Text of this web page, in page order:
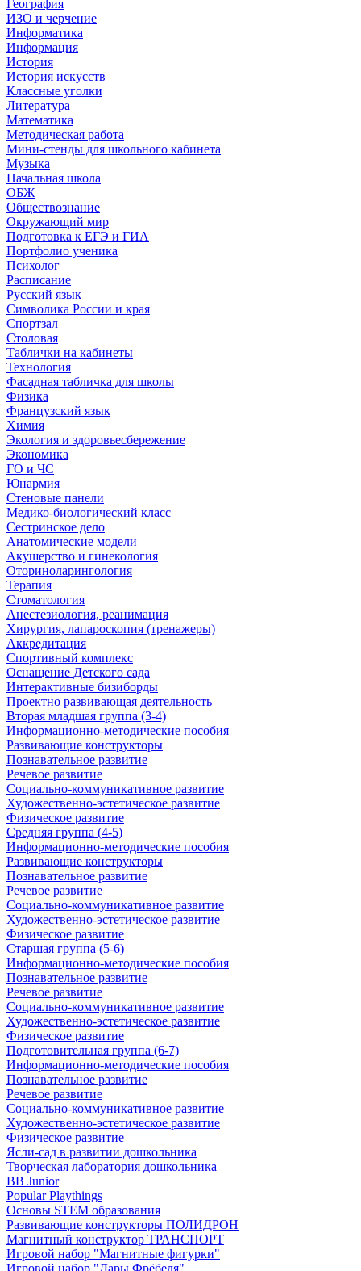
География
ИЗО и черчение
Информатика
Информация
История
История искусств
Классные уголки
Литература
Математика
Методическая работа
Мини-стенды для школьного кабинета
Музыка
Начальная школа
ОБЖ
Обществознание
Окружающий мир
Подготовка к ЕГЭ и ГИА
Портфолио ученика
Психолог
Расписание
Русский язык
Символика России и края
Спортзал
Столовая
Таблички на кабинеты
Технология
Фасадная табличка для школы
Физика
Французский язык
Химия
Экология и здоровьесбережение
Экономика
ГО и ЧС
Юнармия
Стеновые панели
Медико-биологический класс
Сестринское дело
Анатомические модели
Акушерство и гинекология
Оториноларингология
Терапия
Стоматология
Анестезиология, реанимация
Хирургия, лапароскопия (тренажеры)
Аккредитация
Спортивный комплекс
Оснащение Детского сада
Интерактивные бизиборды
Проектно развивающая деятельность
Вторая младшая группа (3-4)
Информационно-методические пособия
Развивающие конструкторы
Познавательное развитие
Речевое развитие
Социально-коммуникативное развитие
Художественно-эстетическое развитие
Физическое развитие
Средняя группа (4-5)
Информационно-методические пособия
Развивающие конструкторы
Познавательное развитие
Речевое развитие
Социально-коммуникативное развитие
Художественно-эстетическое развитие
Физическое развитие
Старшая группа (5-6)
Информационно-методические пособия
Познавательное развитие
Речевое развитие
Социально-коммуникативное развитие
Художественно-эстетическое развитие
Физическое развитие
Подготовительная группа (6-7)
Информационно-методические пособия
Познавательное развитие
Речевое развитие
Социально-коммуникативное развитие
Художественно-эстетическое развитие
Физическое развитие
Ясли-сад в развитии дошкольника
Творческая лаборатория дошкольника
BB Junior
Popular Playthings
Основы STEM образования
Развивающие конструкторы ПОЛИДРОН
Магнитный конструктор ТРАНСПОРТ
Игровой набор "Магнитные фигурки"
Игровой набор "Дары Фрёбеля"